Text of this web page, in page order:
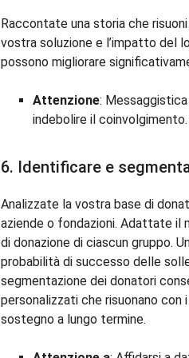
Raccontate una storia che
vostra soluzione e l’impatto del
possono migliorare
Attenzione:
indebolire il coinvolgimento.
6. Identificare e
Analizzate la vostra base di
aziende o fondazioni. Adattate il
di donazione di ciascun gruppo.
probabilità di successo delle
segmentazione dei donatori
personalizzati che risuonano
sostegno a lungo termine.